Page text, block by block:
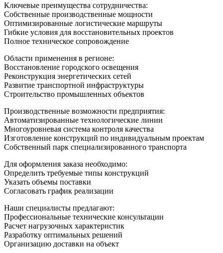
Ключевые преимущества сотрудничества:
Собственные производственные мощности
Оптимизированные логистические маршруты
Гибкие условия для восстановительных проектов
Полное техническое сопровождение
Области применения в регионе:
Восстановление городского освещения
Реконструкция энергетических сетей
Развитие транспортной инфраструктуры
Строительство промышленных объектов
Производственные возможности предприятия:
Автоматизированные технологические линии
Многоуровневая система контроля качества
Изготовление конструкций по индивидуальным проектам
Собственный парк специализированного транспорта
Для оформления заказа необходимо:
Определить требуемые типы конструкций
Указать объемы поставки
Согласовать график реализации
Наши специалисты предлагают:
Профессиональные технические консультации
Расчет нагрузочных характеристик
Разработку оптимальных решений
Организацию доставки на объект